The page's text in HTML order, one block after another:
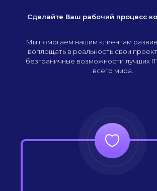
Сделайте Ваш рабочий процесс
Мы помогаем нашим клиентам
воплощать в реальность свои
безграничные возможности лучших
всего мира.